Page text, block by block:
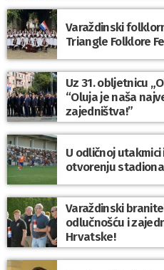
Varaždinski
Triangle Folklore
Uz 31. obljetnicu
“Oluja je naša
zajedništva!”
U odličnoj
otvorenju stadiona
Varaždinski
odlučnošću i
Hrvatske!